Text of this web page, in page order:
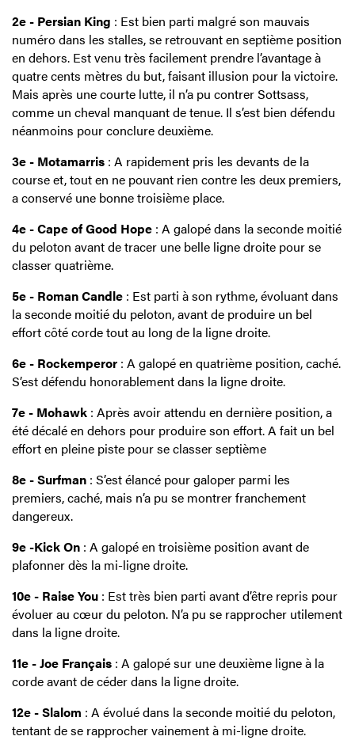
2e - Persian King : Est bien parti malgré son mauvais
numéro dans les stalles, se retrouvant en septième position
en dehors. Est venu très facilement prendre l’avantage à
quatre cents mètres du but, faisant illusion pour la victoire.
Mais après une courte lutte, il n’a pu contrer Sottsass,
comme un cheval manquant de tenue. Il s’est bien défendu
néanmoins pour conclure deuxième.
3e - Motamarris : A rapidement pris les devants de la
course et, tout en ne pouvant rien contre les deux premiers,
a conservé une bonne troisième place.
4e - Cape of Good Hope : A galopé dans la seconde moitié
du peloton avant de tracer une belle ligne droite pour se
classer quatrième.
5e - Roman Candle : Est parti à son rythme, évoluant dans
la seconde moitié du peloton, avant de produire un bel
effort côté corde tout au long de la ligne droite.
6e - Rockemperor : A galopé en quatrième position, caché.
S’est défendu honorablement dans la ligne droite.
7e - Mohawk : Après avoir attendu en dernière position, a
été décalé en dehors pour produire son effort. A fait un bel
effort en pleine piste pour se classer septième
8e - Surfman : S’est élancé pour galoper parmi les
premiers, caché, mais n’a pu se montrer franchement
dangereux.
9e -Kick On : A galopé en troisième position avant de
plafonner dès la mi-ligne droite.
10e - Raise You : Est très bien parti avant d’être repris pour
évoluer au cœur du peloton. N’a pu se rapprocher utilement
dans la ligne droite.
11e - Joe Français : A galopé sur une deuxième ligne à la
corde avant de céder dans la ligne droite.
12e - Slalom : A évolué dans la seconde moitié du peloton,
tentant de se rapprocher vainement à mi-ligne droite.